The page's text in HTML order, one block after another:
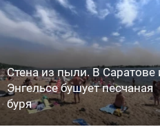
Стена из пыли. В Саратове
Энгельсе бушует песчаная
буря